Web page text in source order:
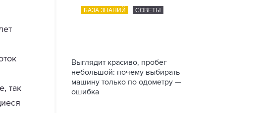
так
БАЗА ЗНАНИЙ СОВЕТЫ
Выглядит красиво, пробег
небольшой: почему выбирать
машину только по одометру —
ошибка